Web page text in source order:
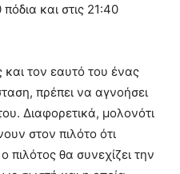
και στις 21:40
τον εαυτό του ένας
πρέπει να αγνοήσει
Διαφορετικά, μολονότι
στον πιλότο ότι
πιλότος θα συνεχίζει την